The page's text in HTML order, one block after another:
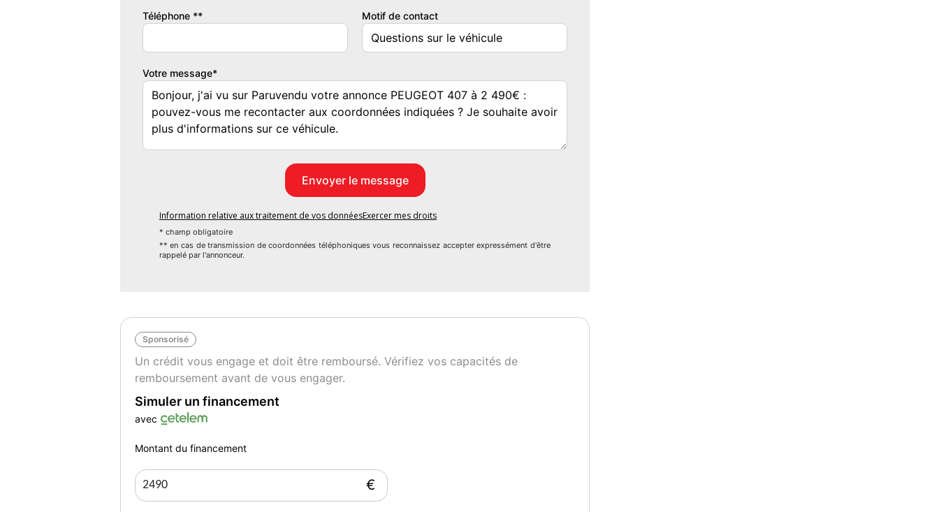
Téléphone ** Motif de contact
Votre message*
Information relative aux traitement de vos donnéesExercer mes droits
* champ obligatoire
** en cas de transmission de coordonnées téléphoniques vous reconnaissez accepter expressément d'être
rappelé par l'annonceur.
Sponsorisé
Un crédit vous engage et doit être remboursé. Vérifiez vos capacités de
remboursement avant de vous engager.
Simuler un financement
avec
Montant du financement
€